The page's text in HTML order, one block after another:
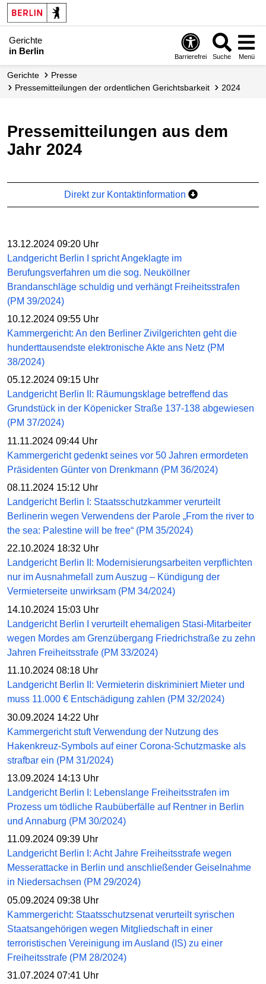
Gerichte
in Berlin
Barrierefrei Suche Menü
Gerichte
Presse
Presse­mitteilungen der ordentlichen Gerichtsbarkeit
2024
Pressemitteilungen aus dem
Jahr 2024
Direkt zur Kontaktinformation
13.12.2024 09:20 Uhr
Landgericht Berlin I spricht Angeklagte im
Berufungsverfahren um die sog. Neuköllner
Brandanschläge schuldig und verhängt Freiheitsstrafen
(PM 39/2024)
10.12.2024 09:55 Uhr
Kammergericht: An den Berliner Zivilgerichten geht die
hunderttausendste elektronische Akte ans Netz (PM
38/2024)
05.12.2024 09:15 Uhr
Landgericht Berlin II: Räumungsklage betreffend das
Grundstück in der Köpenicker Straße 137-138 abgewiesen
(PM 37/2024)
11.11.2024 09:44 Uhr
Kammergericht gedenkt seines vor 50 Jahren ermordeten
Präsidenten Günter von Drenkmann (PM 36/2024)
08.11.2024 15:12 Uhr
Landgericht Berlin I: Staatsschutzkammer verurteilt
Berlinerin wegen Verwendens der Parole „From the river to
the sea: Palestine will be free“ (PM 35/2024)
22.10.2024 18:32 Uhr
Landgericht Berlin II: Modernisierungsarbeiten verpflichten
nur im Ausnahmefall zum Auszug – Kündigung der
Vermieterseite unwirksam (PM 34/2024)
14.10.2024 15:03 Uhr
Landgericht Berlin I verurteilt ehemaligen Stasi-Mitarbeiter
wegen Mordes am Grenzübergang Friedrichstraße zu zehn
Jahren Freiheitsstrafe (PM 33/2024)
11.10.2024 08:18 Uhr
Landgericht Berlin II: Vermieterin diskriminiert Mieter und
muss 11.000 € Entschädigung zahlen (PM 32/2024)
30.09.2024 14:22 Uhr
Kammergericht stuft Verwendung der Nutzung des
Hakenkreuz-Symbols auf einer Corona-Schutzmaske als
strafbar ein (PM 31/2024)
13.09.2024 14:13 Uhr
Landgericht Berlin I: Lebenslange Freiheitsstrafen im
Prozess um tödliche Raubüberfälle auf Rentner in Berlin
und Annaburg (PM 30/2024)
11.09.2024 09:39 Uhr
Landgericht Berlin I: Acht Jahre Freiheitsstrafe wegen
Messerattacke in Berlin und anschließender Geiselnahme
in Niedersachsen (PM 29/2024)
05.09.2024 09:38 Uhr
Kammergericht: Staatsschutzsenat verurteilt syrischen
Staatsangehörigen wegen Mitgliedschaft in einer
terroristischen Vereinigung im Ausland (IS) zu einer
Freiheitsstrafe (PM 28/2024)
31.07.2024 07:41 Uhr